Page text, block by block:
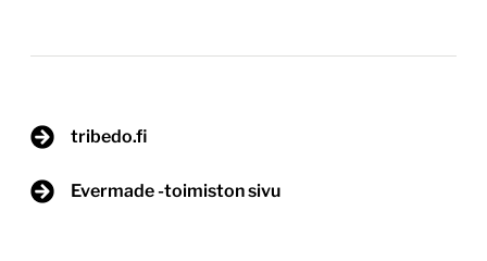
tribedo.fi
Evermade -toimiston sivu